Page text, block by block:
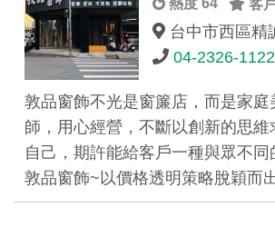
熱度 64 客
台中市西區精
04-2326-1122
敦品窗飾不光是窗簾店，而是家庭
師，用心經營，不斷以創新的思維
自己，期許能給客戶一種與眾不同
敦品窗飾~以價格透明策略脫穎而